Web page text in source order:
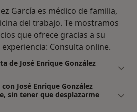
García es médico de familia,
del trabajo. Te mostramos
que ofrece gracias a su
Consulta online.
de José Enrique González
José Enrique González
sin tener que desplazarme